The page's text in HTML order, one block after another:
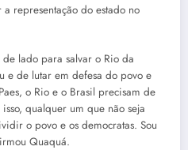
representação do estado no
lado para salvar o Rio da
e de lutar em defesa do povo e
o Rio e o Brasil precisam de
qualquer um que não seja
o povo e os democratas. Sou
Quaquá.